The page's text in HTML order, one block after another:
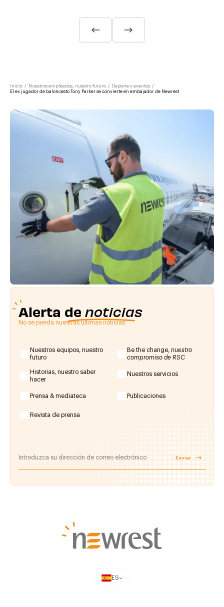
Inicio / Nuestros empleados, nuestro futuro / Deporte y eventos /
El ex jugador de baloncesto Tony Parker se convierte en embajador de Newrest
Alerta de noticias
No se pierda nuestras últimas noticias
Nuestros equipos, nuestro
futuro
Be the change, nuestro
compromiso de RSC
Historias, nuestro saber
hacer
Nuestros servicios
Prensa & mediateca Publicaciones
Revista de prensa
Enviar
ES